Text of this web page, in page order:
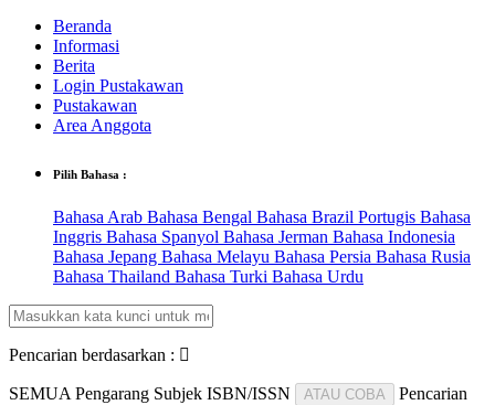
Beranda
Informasi
Berita
Login Pustakawan
Pustakawan
Area Anggota
Pilih Bahasa :
Bahasa Arab Bahasa Bengal Bahasa Brazil Portugis Bahasa
Inggris Bahasa Spanyol Bahasa Jerman Bahasa Indonesia
Bahasa Jepang Bahasa Melayu Bahasa Persia Bahasa Rusia
Bahasa Thailand Bahasa Turki Bahasa Urdu
Pencarian berdasarkan :
SEMUA Pengarang Subjek ISBN/ISSN ATAU COBA
Pencarian